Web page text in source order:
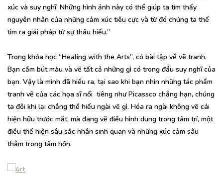
xúc và suy nghĩ. Những hình ảnh này có thể giúp ta tìm thấy
nguyên nhân của những cảm xúc tiêu cực và từ đó chúng ta thể
tìm ra giải pháp từ sự thấu hiểu.”
Trong khóa học “Healing with the Arts”, có bài tập về vẽ tranh.
Bạn cầm bút màu và vẽ tất cả những gì có trong đầu suy nghĩ của
bạn. Vậy là mình đã hiểu ra, tại sao khi bạn nhìn những tác phẩm
tranh vẽ của các họa sĩ nổi tiêng như Picassco chẳng hạn, chúng
ta đôi khi lại chẳng thể hiểu ngài vẽ gì. Hóa ra ngài không vẽ cái
hiện hữu trước mắt, mà đang vẽ điều hình dung trong tâm trí, một
điều thể hiện sâu sắc nhân sinh quan và những xúc cảm sâu
thẳm trong tâm hồn.